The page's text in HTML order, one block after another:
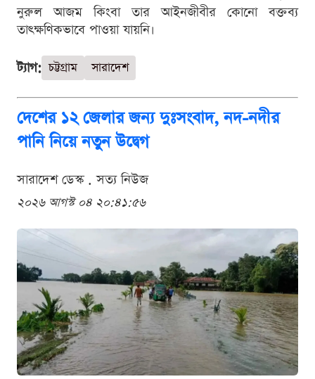
নুরুল আজম কিংবা তার আইনজীবীর কোনো বক্তব্য
তাৎক্ষণিকভাবে পাওয়া যায়নি।
ট্যাগ: চট্টগ্রাম সারাদেশ
দেশের ১২ জেলার জন্য দুঃসংবাদ, নদ-নদীর
পানি নিয়ে নতুন উদ্বেগ
সারাদেশ ডেস্ক . সত্য নিউজ
২০২৬ আগস্ট ০৪ ২০:৪১:৫৬